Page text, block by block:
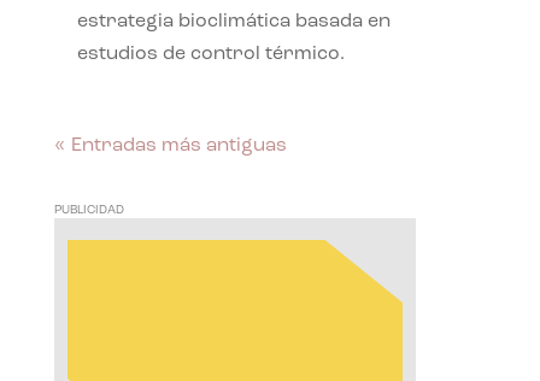
estrategia bioclimática basada en
estudios de control térmico.
« Entradas más antiguas
PUBLICIDAD